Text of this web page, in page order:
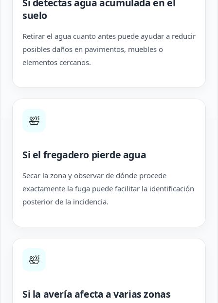
Si detectas agua acumulada en el
suelo
Retirar el agua cuanto antes puede ayudar a reducir
posibles daños en pavimentos, muebles o
elementos cercanos.
🛀
Si el fregadero pierde agua
Secar la zona y observar de dónde procede
exactamente la fuga puede facilitar la identificación
posterior de la incidencia.
🛀
Si la avería afecta a varias zonas